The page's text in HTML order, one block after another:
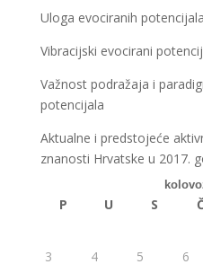
Uloga evociranih
Vibracijski evocirani
Važnost podražaja i
potencijala
Aktualne i predstojeće
znanosti Hrvatske u 2017.
P U S
3
4 5 6